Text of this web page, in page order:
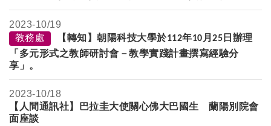
2023-10/19
教務處
【轉知】朝陽科技大學於112年10 月25 日辦理
「多元形式之教師研討會－教學實踐計畫撰寫經驗分
享」。
2023-10/18
【人間通訊社】巴拉圭大使關心佛大巴國生 蘭陽別院會
面座談